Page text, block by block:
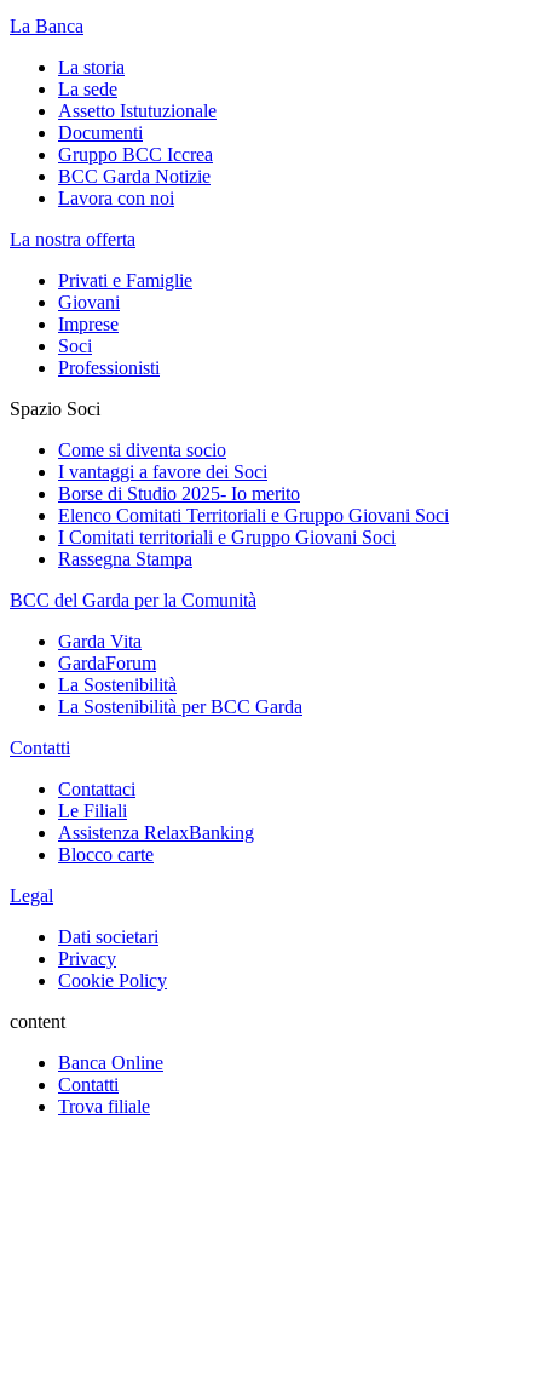
La Banca
La storia
La sede
Assetto Istutuzionale
Documenti
Gruppo BCC Iccrea
BCC Garda Notizie
Lavora con noi
La nostra offerta
Privati e Famiglie
Giovani
Imprese
Soci
Professionisti
Spazio Soci
Come si diventa socio
I vantaggi a favore dei Soci
Borse di Studio 2025- Io merito
Elenco Comitati Territoriali e Gruppo Giovani Soci
I Comitati territoriali e Gruppo Giovani Soci
Rassegna Stampa
BCC del Garda per la Comunità
Garda Vita
GardaForum
La Sostenibilità
La Sostenibilità per BCC Garda
Contatti
Contattaci
Le Filiali
Assistenza RelaxBanking
Blocco carte
Legal
Dati societari
Privacy
Cookie Policy
content
Banca Online
Contatti
Trova filiale